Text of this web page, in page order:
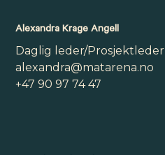
Alexandra Krage Angell
Daglig leder/Prosjektleder
alexandra@matarena.no
+47 90 97 74 47